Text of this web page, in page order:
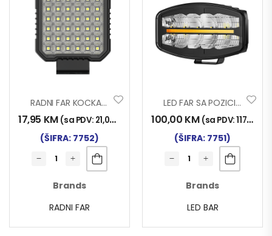
RADNI FAR KOCKA 36LED 36W FS1
17,95 KM (sa PDV: 21,00
(ŠIFRA: 7752)
Brands
RADNI FAR
LED FAR SA POZICIJOM DRL+TREPTAČ OVALNI 9-80V 60W FHS9
100,00 KM (sa PDV:117,00
(ŠIFRA: 7751)
Brands
LED BAR